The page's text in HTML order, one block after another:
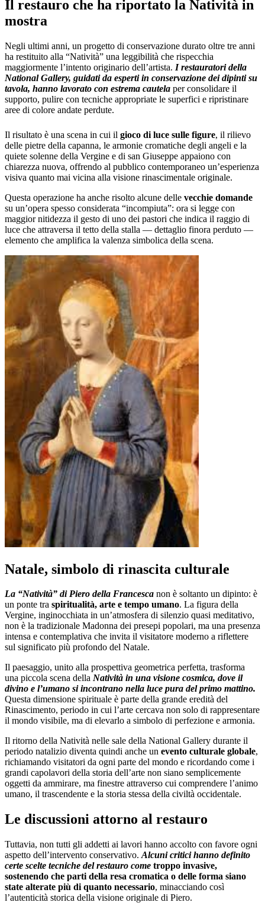
Il restauro che ha riportato la Natività in
mostra
Negli ultimi anni, un progetto di conservazione durato oltre tre anni
ha restituito alla “Natività” una leggibilità che rispecchia
maggiormente l’intento originario dell’artista. I restauratori della
National Gallery, guidati da esperti in conservazione dei dipinti su
tavola, hanno lavorato con estrema cautela per consolidare il
supporto, pulire con tecniche appropriate le superfici e ripristinare
aree di colore andate perdute.
Il risultato è una scena in cui il gioco di luce sulle figure, il rilievo
delle pietre della capanna, le armonie cromatiche degli angeli e la
quiete solenne della Vergine e di san Giuseppe appaiono con
chiarezza nuova, offrendo al pubblico contemporaneo un’esperienza
visiva quanto mai vicina alla visione rinascimentale originale.
Questa operazione ha anche risolto alcune delle vecchie domande
su un’opera spesso considerata “incompiuta”: ora si legge con
maggior nitidezza il gesto di uno dei pastori che indica il raggio di
luce che attraversa il tetto della stalla — dettaglio finora perduto —
elemento che amplifica la valenza simbolica della scena.
Natale, simbolo di rinascita culturale
La “Natività” di Piero della Francesca non è soltanto un dipinto: è
un ponte tra spiritualità, arte e tempo umano. La figura della
Vergine, inginocchiata in un’atmosfera di silenzio quasi meditativo,
non è la tradizionale Madonna dei presepi popolari, ma una presenza
intensa e contemplativa che invita il visitatore moderno a riflettere
sul significato più profondo del Natale.
Il paesaggio, unito alla prospettiva geometrica perfetta, trasforma
una piccola scena della Natività in una visione cosmica, dove il
divino e l’umano si incontrano nella luce pura del primo mattino.
Questa dimensione spirituale è parte della grande eredità del
Rinascimento, periodo in cui l’arte cercava non solo di rappresentare
il mondo visibile, ma di elevarlo a simbolo di perfezione e armonia.
Il ritorno della Natività nelle sale della National Gallery durante il
periodo natalizio diventa quindi anche un evento culturale globale,
richiamando visitatori da ogni parte del mondo e ricordando come i
grandi capolavori della storia dell’arte non siano semplicemente
oggetti da ammirare, ma finestre attraverso cui comprendere l’animo
umano, il trascendente e la storia stessa della civiltà occidentale.
Le discussioni attorno al restauro
Tuttavia, non tutti gli addetti ai lavori hanno accolto con favore ogni
aspetto dell’intervento conservativo. Alcuni critici hanno definito
certe scelte tecniche del restauro come troppo invasive,
sostenendo che parti della resa cromatica o delle forma siano
state alterate più di quanto necessario, minacciando così
l’autenticità storica della visione originale di Piero.